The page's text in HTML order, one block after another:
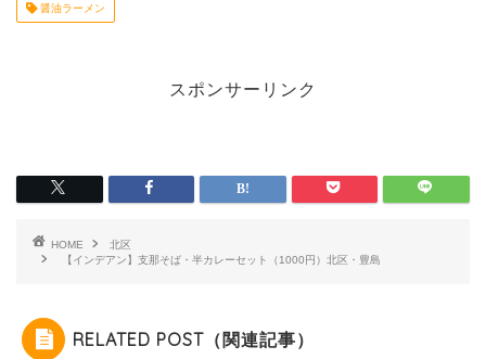
醤油ラーメン
スポンサーリンク
HOME
北区
【インデアン】支那そば・半カレーセット（1000円）北区・豊島
RELATED POST（関連記事）